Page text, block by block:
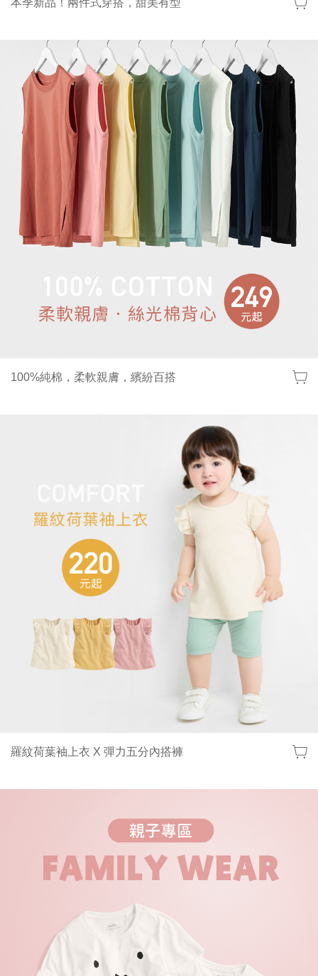
本季新品！兩件式穿搭，甜美有型
100%純棉，柔軟親膚，繽紛百搭
羅紋荷葉袖上衣 X 彈力五分內搭褲